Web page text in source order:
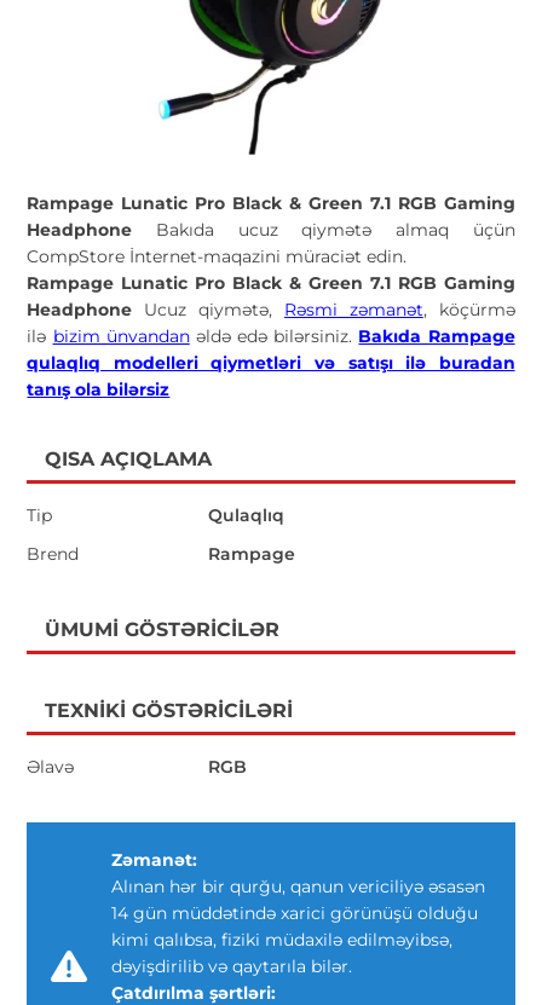
Rampage Lunatic Pro Black & Green 7.1 RGB Gaming
Headphone Bakıda ucuz qiymətə almaq üçün
CompStore İnternet-maqazini müraciət edin.
Rampage Lunatic Pro Black & Green 7.1 RGB Gaming
Headphone Ucuz qiymətə, Rəsmi zəmanət, köçürmə
ilə bizim ünvandanəldə edə bilərsiniz. Bakıda Rampage
qulaqlıq modelleri qiymetləri və satışı ilə buradan
tanış ola bilərsiz
QISA AÇIQLAMA
Tip
Qulaqlıq
Brend
Rampage
ÜMUMI GÖSTƏRICILƏR
TEXNIKI GÖSTƏRICILƏRI
Əlavə RGB
Zəmanət:
Alınan hər bir qurğu, qanun vericiliyə əsasən
14 gün müddətində xarici görünüşü olduğu
kimi qalıbsa, fiziki müdaxilə edilməyibsə,
dəyişdirilib və qaytarıla bilər.
Çatdırılma şərtləri: